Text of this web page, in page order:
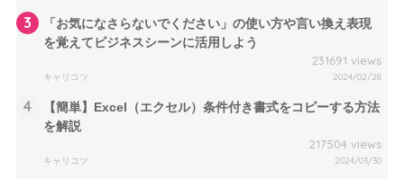
3
「お気になさらないでください」の使い方や言い換え表現
を覚えてビジネスシーンに活用しよう
231691 views
キャリコツ 2024/02/28
4
【簡単】Excel（エクセル）条件付き書式をコピーする方法
を解説
217504 views
キャリコツ 2024/03/30